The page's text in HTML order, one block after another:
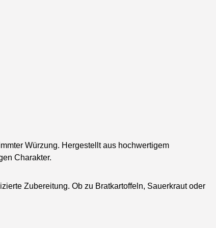
Würzung. Hergestellt aus hochwertigem
Charakter.
Zubereitung. Ob zu Bratkartoffeln, Sauerkraut oder